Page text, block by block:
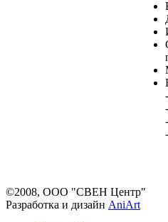
©2008, ООО "СВЕН Центр"
Разработка и дизайн AniArt